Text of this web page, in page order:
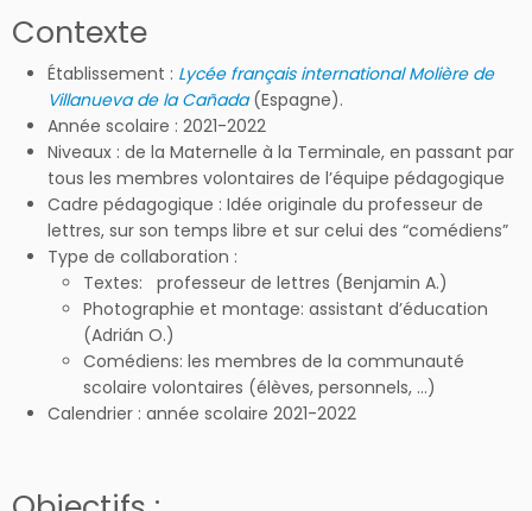
Contexte
Établissement : Lycée français international Molière de
Villanueva de la Cañada(Espagne).
Année scolaire : 2021-2022
Niveaux : de la Maternelle à la Terminale, en passant par
tous les membres volontaires de l’équipe pédagogique
Cadre pédagogique : Idée originale du professeur de
lettres, sur son temps libre et sur celui des “comédiens”
Type de collaboration :
Textes: professeur de lettres (Benjamin A.)
Photographie et montage: assistant d’éducation
(Adrián O.)
Comédiens: les membres de la communauté
scolaire volontaires (élèves, personnels, …)
Calendrier : année scolaire 2021-2022